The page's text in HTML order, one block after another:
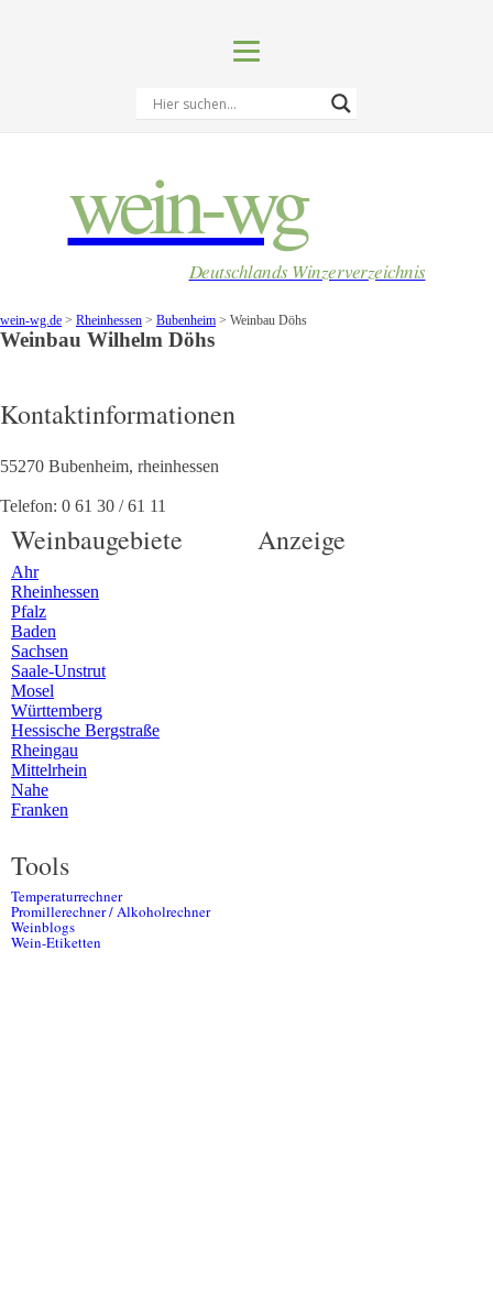
wein-wg
Deutschlands Winzerverzeichnis
wein-wg.de > Rheinhessen > Bubenheim > Weinbau Döhs
Weinbau Wilhelm Döhs
Kontaktinformationen
55270 Bubenheim, rheinhessen
Telefon: 0 61 30 / 61 11
Weinbaugebiete
Ahr
Rheinhessen
Pfalz
Baden
Sachsen
Saale-Unstrut
Mosel
Württemberg
Hessische Bergstraße
Rheingau
Mittelrhein
Nahe
Franken
Tools
Temperaturrechner
Promillerechner / Alkoholrechner
Weinblogs
Wein-Etiketten
Anzeige